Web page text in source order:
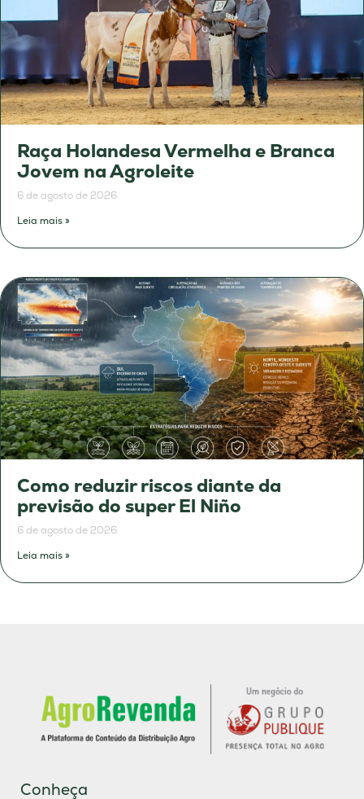
Raça Holandesa Vermelha e Branca
Jovem na Agroleite
6 de agosto de 2026
Leia mais »
Como reduzir riscos diante da
previsão do super El Niño
6 de agosto de 2026
Leia mais »
Conheça